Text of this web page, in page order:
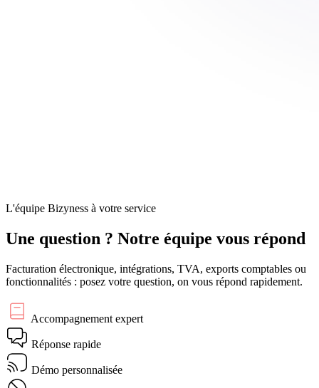
L'équipe Bizyness à votre service
Une question ? Notre équipe vous répond
Facturation électronique, intégrations, TVA, exports comptables ou
fonctionnalités : posez votre question, on vous répond rapidement.
Accompagnement expert
Réponse rapide
Démo personnalisée